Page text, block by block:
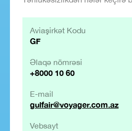
Aviaşirkət Kodu
GF
Əlaqə nömrəsi
+8000 10 60
E-mail
gulfair@voyager.com.az
Vebsayt